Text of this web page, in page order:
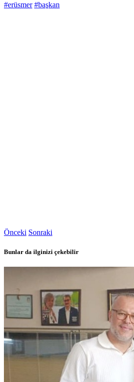
#erüsmer #başkan
Önceki Sonraki
Bunlar da ilginizi çekebilir